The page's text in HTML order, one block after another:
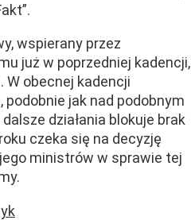
wspierany przez
już w poprzedniej kadencji,
W obecnej kadencji
jak nad podobnym
działania blokuje brak
czeka się na decyzję
ministrów w sprawie tej